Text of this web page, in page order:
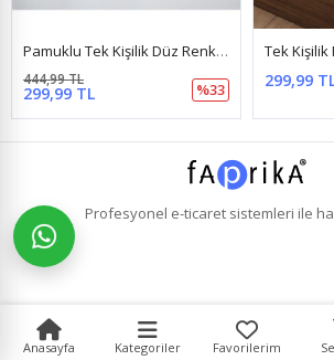
Tek Kişilik Pamuklu Ranforce Kumaş Lastikli Çarşaf Takımı Papatya Mavi
299,99 TL
299,99
444,99 TL
Profesyonel e-ticaretsistemleri ile
Anasayfa Kategoriler Favorilerim